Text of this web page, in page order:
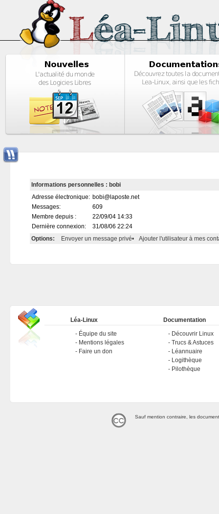
Informations personnelles : bobi
Adresse électronique: bobi@laposte.net
Messages:
609
Membre depuis :
22/09/04 14:33
Dernière connexion:
31/08/06 22:24
Options:
Envoyer un message privé• Ajouter l'utilisateur à mes
Léa-Linux
Équipe du site
Mentions légales
Faire un don
Documentation
Découvrir Linux
Trucs & Astuces
Léannuaire
Logithèque
Pilothèque
Sauf mention contraire, les